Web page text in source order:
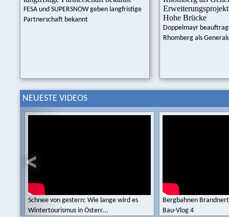
FESA und SUPERSNOW geben langfristige
Partnerschaft bekannt
Doppelmayr
Rhomberg als
NEUESTE VIDEOS
Schnee von gestern: Wie lange wird es
Wintertourismus in Österr...
Bergbahnen
Bau-Vlog 4